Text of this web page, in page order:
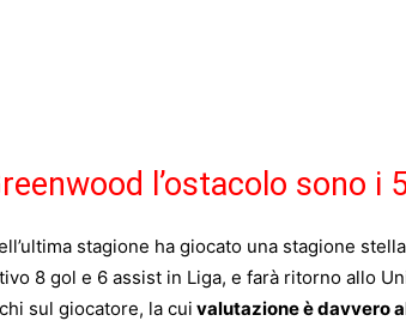
l’ostacolo sono i
stagione ha giocato una stagione
8 gol e 6 assist in Liga, e farà ritorno allo
sul giocatore, la cui valutazione è davvero